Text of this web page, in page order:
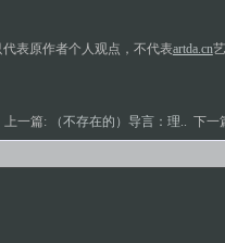
代表原作者个人观点，不代表artda.cn
上一篇: （不存在的）导言：理.. 下一